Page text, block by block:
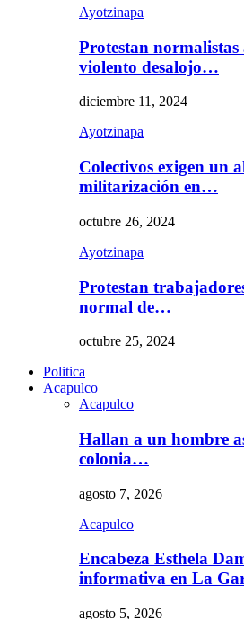
Ayotzinapa
Protestan normalistas
violento desalojo…
diciembre 11, 2024
Ayotzinapa
Colectivos exigen un
militarización en…
octubre 26, 2024
Ayotzinapa
Protestan
normal de…
octubre 25, 2024
Politica
Acapulco
Acapulco
Hallan a un hombre
colonia…
agosto 7, 2026
Acapulco
Encabeza Esthela
informativa en La
agosto 5, 2026